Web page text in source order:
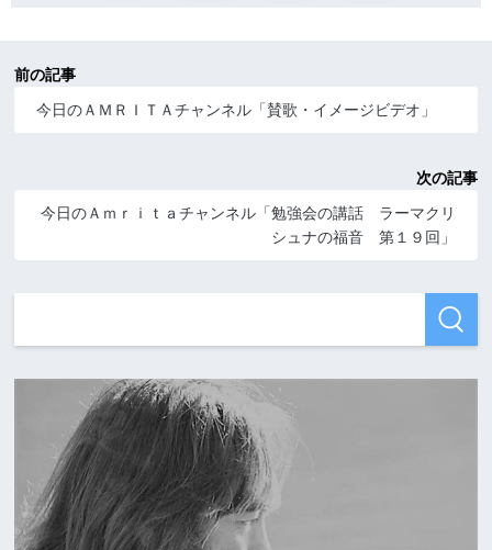
前の記事
今日のＡＭＲＩＴＡチャンネル「賛歌・イメージビデオ」
次の記事
今日のＡｍｒｉｔａチャンネル「勉強会の講話 ラーマクリ
シュナの福音 第１９回」